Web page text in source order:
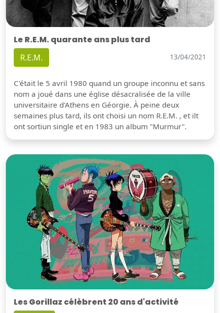
Le R.E.M. quarante ans plus tard
R.E.M. 13/04/2021
C'était le 5 avril 1980 quand un groupe inconnu et sans
nom a joué dans une église désacralisée de la ville
universitaire d'Athens en Géorgie. À peine deux
semaines plus tard, ils ont choisi un nom R.E.M. , et ilt
ont sortiun single et en 1983 un album "Murmur".
Les Gorillaz célèbrent 20 ans d'activité